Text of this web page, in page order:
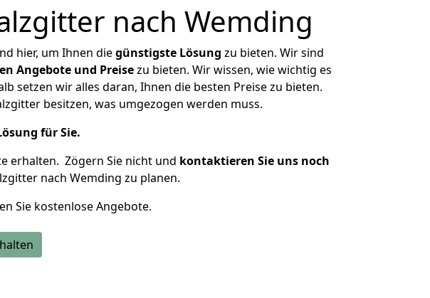
nach Wemding
hier, um Ihnen diegünstigste Lösung zu bieten. Wir sind
Angebote und Preisezu bieten. Wir wissen, wie wichtig es
setzen wir alles daran, Ihnen die besten Preise zu bieten.
besitzen, was umgezogen werden muss.
für Sie.
erhalten. Zögern Sie nicht und kontaktieren Sie uns noch
nach Wemding zu planen.
Sie kostenlose Angebote.